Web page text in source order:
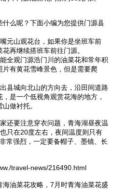
什么呢？下面小编为您提供门源县
元山观花台，如果你是坐班车前
花再继续搭班车前往门源。
全观门源浩门川的油菜花和常年积
有黄花雪峰景色，但是需要爬
城向北山的方向去，沿田间道路
是一个低视角观赏花海的地方，
做衬托。
还要注意穿衣问题， 青海湖昼夜温
只在20度左右，夜间温度则只有
常强烈，一定要备帽子、墨镜、长
travel-news/216490.html
油菜花攻略，7月时青海油菜花盛